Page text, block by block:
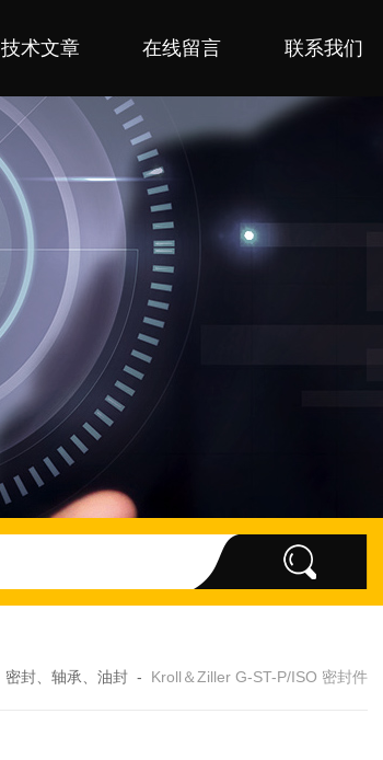
技术文章 在线留言 联系我们
密封、轴承、油封 - Kroll＆Ziller G-ST-P/ISO 密封件